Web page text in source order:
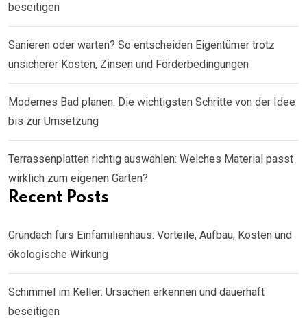
beseitigen
Sanieren oder warten? So entscheiden Eigentümer trotz
unsicherer Kosten, Zinsen und Förderbedingungen
Modernes Bad planen: Die wichtigsten Schritte von der Idee
bis zur Umsetzung
Terrassenplatten richtig auswählen: Welches Material passt
wirklich zum eigenen Garten?
Recent Posts
Gründach fürs Einfamilienhaus: Vorteile, Aufbau, Kosten und
ökologische Wirkung
Schimmel im Keller: Ursachen erkennen und dauerhaft
beseitigen